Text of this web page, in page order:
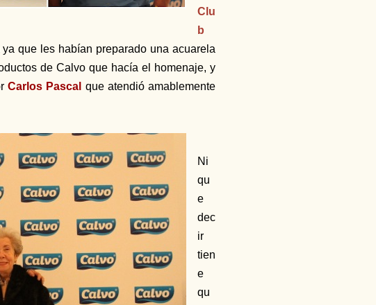
Clu
b
que les habían preparado una acuarela
de Calvo que hacía el homenaje, y
Carlos Pascal que atendió amablemente
Ni
qu
e
dec
ir
tien
e
qu